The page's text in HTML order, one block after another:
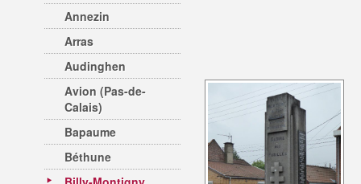
Annezin
Arras
Audinghen
Avion (Pas-de-
Calais)
Bapaume
Béthune